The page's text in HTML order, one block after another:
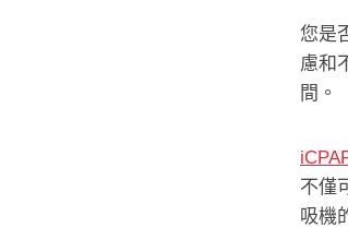
您是
慮和
間。
不僅
吸機